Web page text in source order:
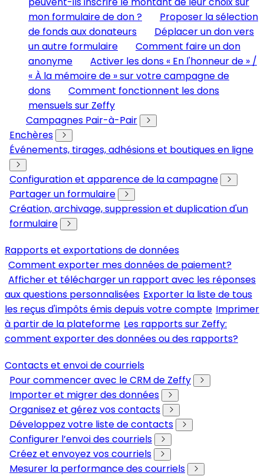
mon formulaire de don ?
Proposer la sélection
de fonds aux donateurs
Déplacer un don vers
un autre formulaire
Comment faire un don
anonyme
Activer les dons « En l'honneur de » /
« À la mémoire de » sur votre campagne de
dons
Comment fonctionnent les dons
mensuels sur Zeffy
Campagnes Pair-à-Pair
Enchères
Événements, tirages, adhésions et boutiques en ligne
Configuration et apparence de la campagne
Partager un formulaire
Création, archivage, suppression et duplication d'un
formulaire
Rapports et exportations de données
Comment exporter mes données de paiement?
Afficher et télécharger un rapport avec les réponses
aux questions personnalisées Exporter la liste de tous
les reçus d'impôts émis depuis votre compte Imprimer
à partir de la plateforme Les rapports sur Zeffy:
comment exporter des données ou des rapports?
Contacts et envoi de courriels
Pour commencer avec le CRM de Zeffy
Importer et migrer des données
Organisez et gérez vos contacts
Développez votre liste de contacts
Configurer l’envoi des courriels
Créez et envoyez vos courriels
Mesurer la performance des courriels